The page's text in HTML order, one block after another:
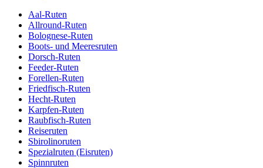
Aal-Ruten
Allround-Ruten
Bolognese-Ruten
Boots- und Meeresruten
Dorsch-Ruten
Feeder-Ruten
Forellen-Ruten
Friedfisch-Ruten
Hecht-Ruten
Karpfen-Ruten
Raubfisch-Ruten
Reiseruten
Sbirolinoruten
Spezialruten (Eisruten)
Spinnruten